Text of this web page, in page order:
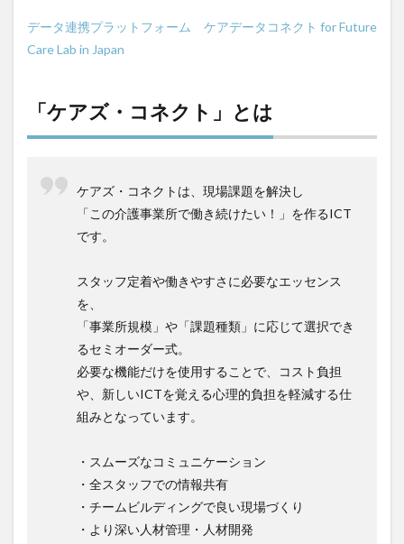
データ連携プラットフォーム ケアデータコネクト for Future
Care Lab in Japan
「ケアズ・コネクト」とは
ケアズ・コネクトは、現場課題を解決し
「この介護事業所で働き続けたい！」を作るICT
です。
スタッフ定着や働きやすさに必要なエッセンス
を、
「事業所規模」や「課題種類」に応じて選択でき
るセミオーダー式。
必要な機能だけを使用することで、コスト負担
や、新しいICTを覚える心理的負担を軽減する仕
組みとなっています。
・スムーズなコミュニケーション
・全スタッフでの情報共有
・チームビルディングで良い現場づくり
・より深い人材管理・人材開発